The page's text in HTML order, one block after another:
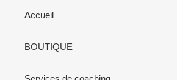
Accueil
BOUTIQUE